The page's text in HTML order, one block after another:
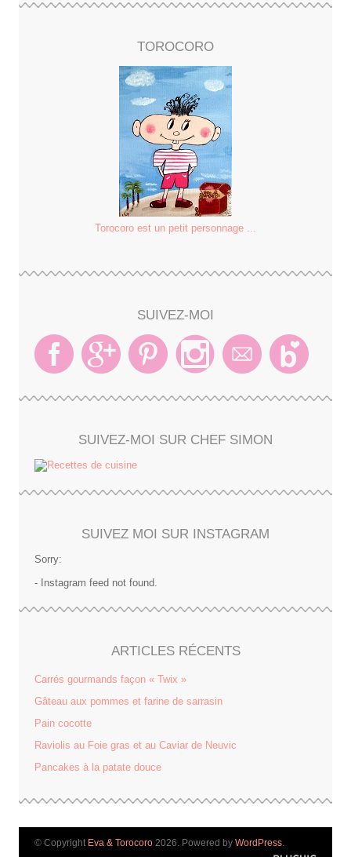
TOROCORO
Torocoro est un petit personnage ...
SUIVEZ-MOI
SUIVEZ-MOI SUR CHEF SIMON
SUIVEZ MOI SUR INSTAGRAM
Sorry:
- Instagram feed not found.
ARTICLES RÉCENTS
Carrés gourmands façon « Twix »
Gâteau aux pommes et farine de sarrasin
Pain cocotte
Raviolis au Foie gras et au Caviar de Neuvic
Pancakes à la patate douce
© Copyright Eva & Torocoro 2026. Powered by WordPress